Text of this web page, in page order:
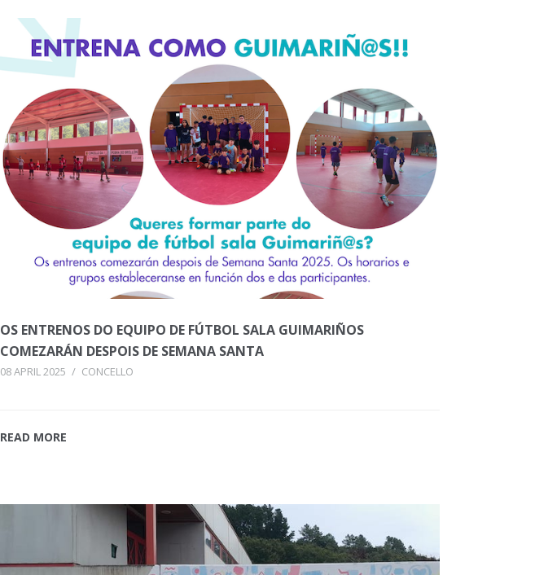
OS ENTRENOS DO EQUIPO DE FÚTBOL SALA GUIMARIÑOS
COMEZARÁN DESPOIS DE SEMANA SANTA
08 APRIL 2025 / CONCELLO
READ MORE